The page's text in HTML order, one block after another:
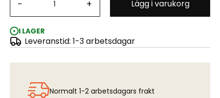
- + Lägg i varukorg
I LAGER
Leveranstid: 1-3 arbetsdagar
OPTIC COLOUR 4mm
Normalt 1-2 arbetsdagars frakt